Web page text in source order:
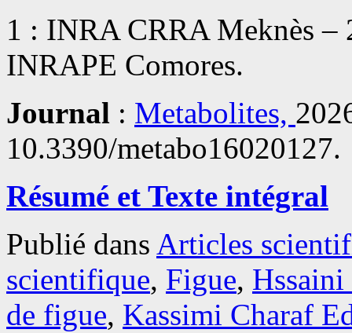
1 : INRA CRRA Meknès
INRAPE Comores.
Journal : Metabolites,
10.3390/metabo16020127.
Résumé et Texte intégral
Publié dans Articles
scientifique, Figue,
de figue, Kassimi Charaf